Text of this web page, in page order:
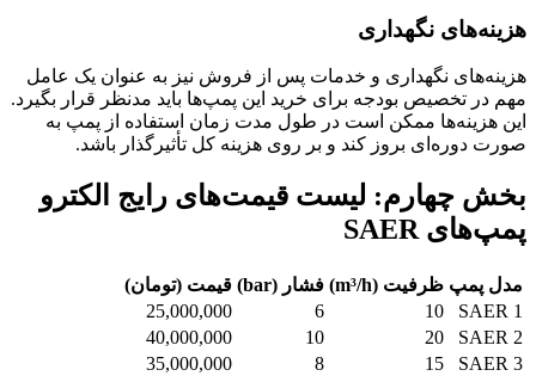
هزینه‌های نگهداری
هزینه‌های نگهداری و خدمات پس از فروش نیز به عنوان یک عامل
مهم در تخصیص بودجه برای خرید این پمپ‌ها باید مدنظر قرار بگیرد.
این هزینه‌ها ممکن است در طول مدت زمان استفاده از پمپ به
صورت دوره‌ای بروز کند و بر روی هزینه کل تأثیرگذار باشد.
بخش چهارم: لیست قیمت‌های رایج الکترو
پمپ‌های SAER
مدل پمپ ظرفیت (m³/h) فشار (bar)
قیمت (تومان)
SAER 1
10
6
25,000,000
SAER 2
20
10
40,000,000
SAER 3
15
8
35,000,000